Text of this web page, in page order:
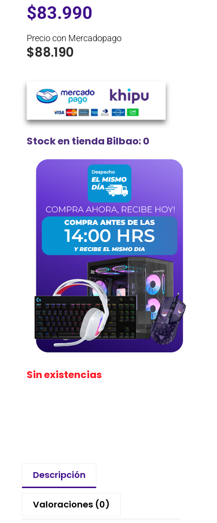
$83.990
Precio con Mercadopago
$88.190
Stock en tienda Bilbao: 0
Sin existencias
Descripción
Valoraciones (0)